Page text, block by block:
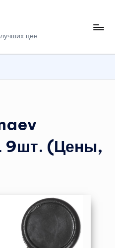
цен
9шт. (Цены,